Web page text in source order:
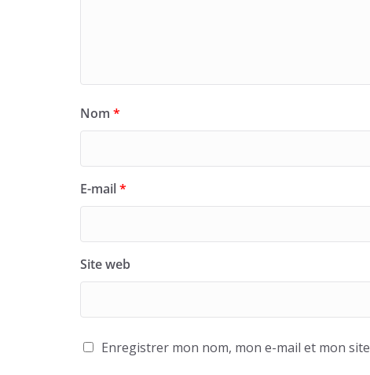
Nom *
E-mail*
Site web
Enregistrer mon nom, mon e-mail et mon